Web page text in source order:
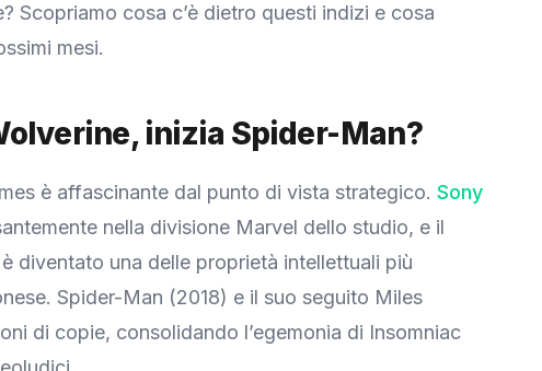
Scopriamo cosa c’è dietro questi indizi e cosa
mesi.
inizia Spider-Man?
è affascinante dal punto di vista strategico. Sony
nella divisione Marvel dello studio, e il
diventato una delle proprietà intellettuali più
Spider-Man (2018) e il suo seguito Miles
di copie, consolidando l’egemonia di Insomniac